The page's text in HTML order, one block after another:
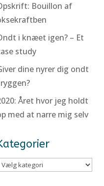
Bouillon af
i knæet igen? – Et
study
dine nyrer dig ondt
Året hvor jeg holdt
med at narre mig selv
Kategorier